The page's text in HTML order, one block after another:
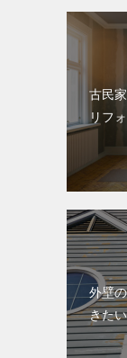
古民
リフ
外壁
きた